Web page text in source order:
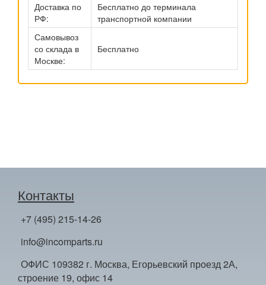
Доставка по
РФ:
Бесплатно до терминала
транспортной компании
Самовывоз
со склада в
Москве:
Бесплатно
Контакты
+7 (495) 215-14-26
info@incomparts.ru
ОФИС 109382 г. Москва, Егорьевский проезд 2А,
строение 19, офис 14